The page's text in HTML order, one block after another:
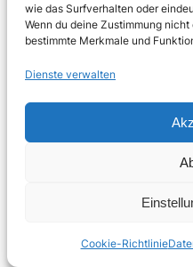
wie das Surfverhalten oder
Wenn du deine Zustimmung
bestimmte Merkmale und
Dienste verwalten
Cookie-Richtlinie